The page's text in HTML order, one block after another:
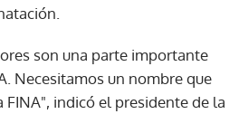
son una parte importante
Necesitamos un nombre que
indicó el presidente de la